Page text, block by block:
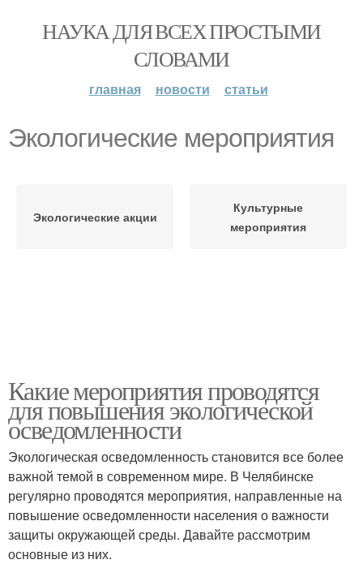
НАУКА ДЛЯ ВСЕХ ПРОСТЫМИ
СЛОВАМИ
главная новости статьи
Экологические мероприятия
Экологические акции
Культурные
мероприятия
Какие мероприятия проводятся
для повышения экологической
осведомленности
Экологическая осведомленность становится все более
важной темой в современном мире. В Челябинске
регулярно проводятся мероприятия, направленные на
повышение осведомленности населения о важности
защиты окружающей среды. Давайте рассмотрим
основные из них.